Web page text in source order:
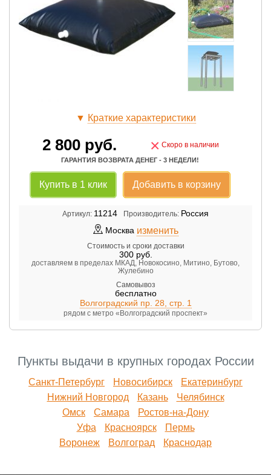
▼ Краткие характеристики
2 800руб. × Скоро в наличии
ГАРАНТИЯ ВОЗВРАТА ДЕНЕГ - 3 НЕДЕЛИ!
Купить в 1 клик Добавить в корзину
Артикул: 11214 Производитель: Россия
Москва изменить
Стоимость и сроки доставки
300руб.
доставляем в пределах МКАД, Новокосино, Митино, Бутово,
Жулебино
Самовывоз
бесплатно
Волгоградский пр. 28, стр. 1
рядом с метро «Волгоградский проспект»
Пункты выдачи в крупных городах России
Санкт-Петербург Новосибирск
Екатеринбург
Нижний Новгород
Казань
Челябинск
Омск
Самара
Ростов-на-Дону
Уфа
Красноярск
Пермь
Воронеж
Волгоград Краснодар